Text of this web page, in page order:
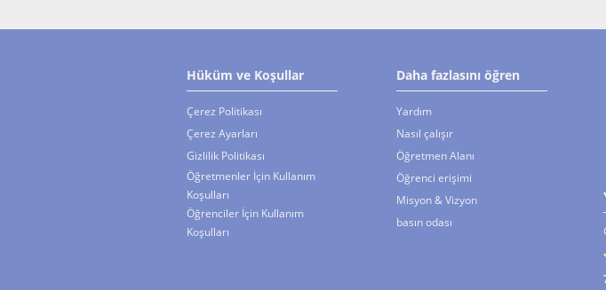
Hüküm ve Koşullar
Çerez Politikası
Çerez Ayarları
Gizlilik Politikası
Öğretmenler İçin Kullanım
Koşulları
Öğrenciler İçin Kullanım
Koşulları
Daha fazlasını öğren
Yardım
Nasıl çalışır
Öğretmen Alanı
Öğrenci erişimi
Misyon & Vizyon
basın odası